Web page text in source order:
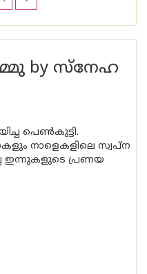
by സ്നേഹ
പെണ്‍കുട്ടി.
നാളെകളിലെ സ്വപ്ന
ഇന്നുകളുടെ പ്രണയ